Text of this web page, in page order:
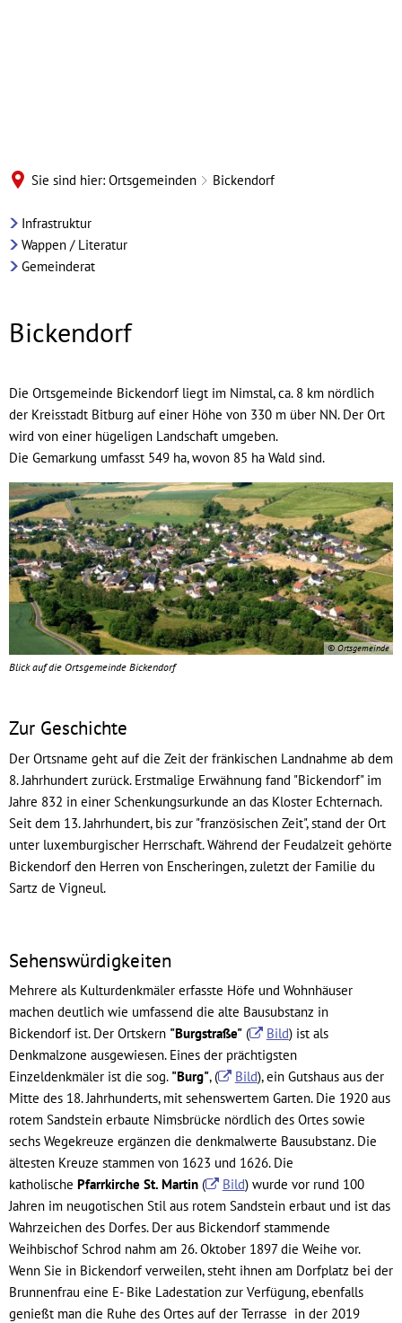
Sie sind hier: Ortsgemeinden Bickendorf
Ortsgemeinde
Bickendorf
Infrastruktur
Wappen / Literatur
Gemeinderat
Bickendorf
Die Ortsgemeinde Bickendorf liegt im Nimstal, ca. 8 km nördlich
der Kreisstadt Bitburg auf einer Höhe von 330 m über NN. Der Ort
wird von einer hügeligen Landschaft umgeben.
Die Gemarkung umfasst 549 ha, wovon 85 ha Wald sind.
© Ortsgemeinde
Blick auf die Ortsgemeinde Bickendorf
Zur Geschichte
Der Ortsname geht auf die Zeit der fränkischen Landnahme ab dem
8. Jahrhundert zurück. Erstmalige Erwähnung fand "Bickendorf" im
Jahre 832 in einer Schenkungsurkunde an das Kloster Echternach.
Seit dem 13. Jahrhundert, bis zur "französischen Zeit", stand der Ort
unter luxemburgischer Herrschaft. Während der Feudalzeit gehörte
Bickendorf den Herren von Enscheringen, zuletzt der Familie du
Sartz de Vigneul.
Sehenswürdigkeiten
Mehrere als Kulturdenkmäler erfasste Höfe und Wohnhäuser
machen deutlich wie umfassend die alte Bausubstanz in
Bickendorf ist. Der Ortskern "Burgstraße" ( Bild) ist als
Denkmalzone ausgewiesen. Eines der prächtigsten
Einzeldenkmäler ist die sog. "Burg", ( Bild), ein Gutshaus aus der
Mitte des 18. Jahrhunderts, mit sehenswertem Garten. Die 1920 aus
rotem Sandstein erbaute Nimsbrücke nördlich des Ortes sowie
sechs Wegekreuze ergänzen die denkmalwerte Bausubstanz. Die
ältesten Kreuze stammen von 1623 und 1626. Die
katholische Pfarrkirche St. Martin ( Bild) wurde vor rund 100
Jahren im neugotischen Stil aus rotem Sandstein erbaut und ist das
Wahrzeichen des Dorfes. Der aus Bickendorf stammende
Weihbischof Schrod nahm am 26. Oktober 1897 die Weihe vor.
Wenn Sie in Bickendorf verweilen, steht ihnen am Dorfplatz bei der
Brunnenfrau eine E- Bike Ladestation zur Verfügung, ebenfalls
genießt man die Ruhe des Ortes auf der Terrasse in der 2019